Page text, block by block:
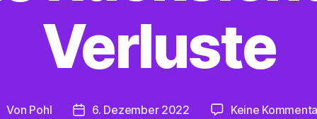
Verluste
Von Pohl Beitragsdatum
6. Dezember 2022 Keine